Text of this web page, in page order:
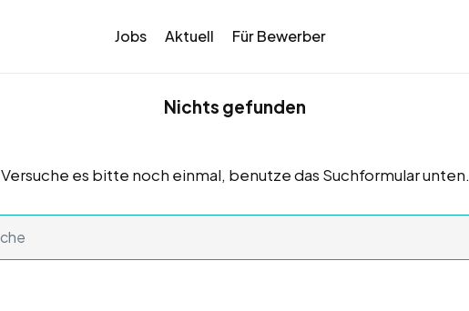
Jobs Aktuell Für Bewerber
Nichts gefunden
Versuche es bitte noch einmal, benutze das Suchformular unten.